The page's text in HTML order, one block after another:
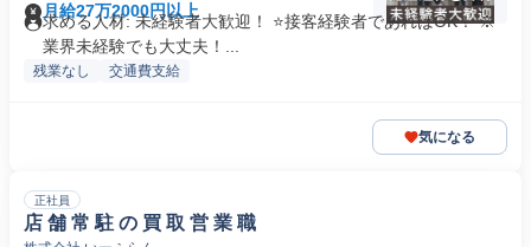
月給27万2000円以上
求める人材: 未経験者大歓迎！ ⭐接客経験者であればOK！ ※
業界未経験でも大丈夫！...
残業なし 交通費支給
気になる
正社員
店 舗 常 駐 の 買 取 営 業 職